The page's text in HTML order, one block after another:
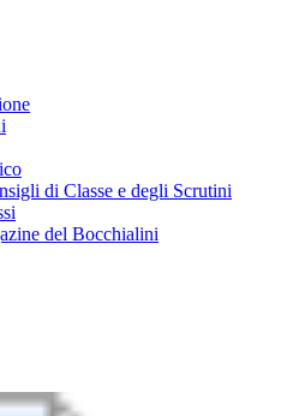
di Classe e degli Scrutini
del Bocchialini